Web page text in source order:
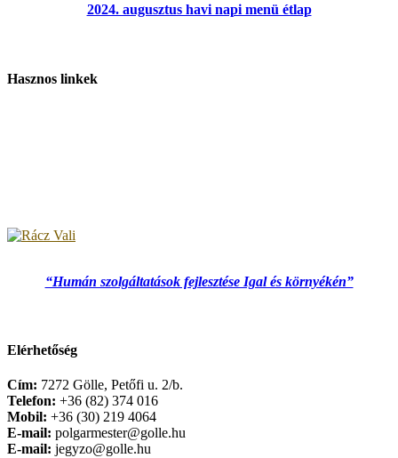
2024. augusztus havi napi menü étlap
Hasznos linkek
“Humán szolgáltatások fejlesztése Igal és környékén”
Elérhetőség
Cím: 7272 Gölle, Petőfi u. 2/b.
Telefon: +36 (82) 374 016
Mobil: +36 (30) 219 4064
E-mail: polgarmester@golle.hu
E-mail: jegyzo@golle.hu